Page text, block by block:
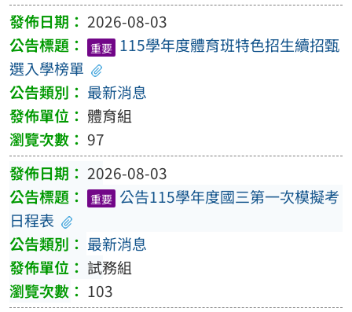
2026-08-03
重要 115學年度體育班特色招生續招甄
選入學榜單
最新消息
體育組
97
2026-08-03
重要 公告115學年度國三第一次模擬考
日程表
最新消息
試務組
103